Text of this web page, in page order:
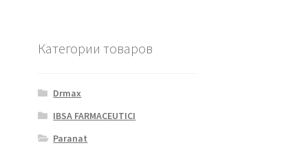
Категории товаров
Drmax
IBSA FARMACEUTICI
Paranat